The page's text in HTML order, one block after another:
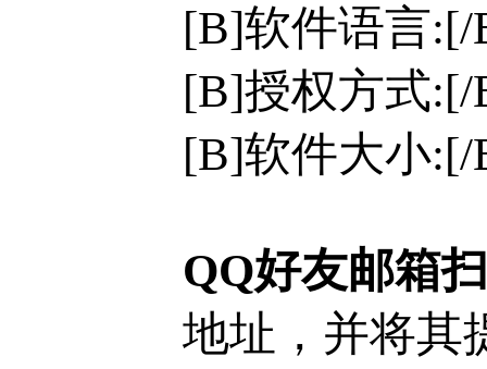
[B]软件语言
[B]授权方式
[B]软件大小:[/
QQ好友邮箱
地址，并将其